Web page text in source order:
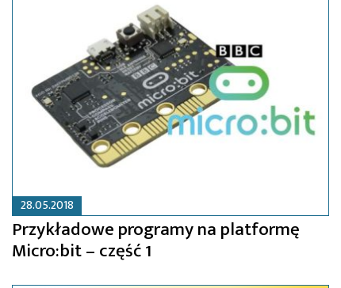
28.05.2018
Przykładowe programy na platformę
Micro:bit – część 1